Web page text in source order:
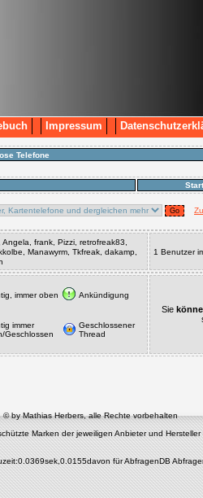
Impressum
Telefone
frank, Pizzi, retrofreak83,
Manawyrm, Tkfreak, dakamp,
1 Benutzer
immer oben Ankündigung
immer
Geschlossen
Geschlossener
Thread
Sie
© by Mathias Herbers, alle Rechte vorbehalten
Marken der jeweiligen Anbieter und
für AbfragenDB